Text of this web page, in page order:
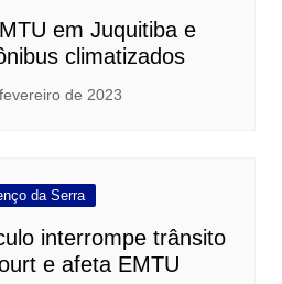
em Juquitiba e
climatizados
de 2023
da Serra
interrompe trânsito
e afeta EMTU